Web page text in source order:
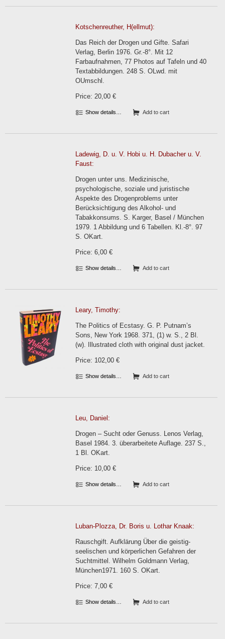
Kotschenreuther, H(ellmut):
Das Reich der Drogen und Gifte. Safari
Verlag, Berlin 1976. Gr.-8°. Mit 12
Farbaufnahmen, 77 Photos auf Tafeln und 40
Textabbildungen. 248 S. OLwd. mit
OUmschl.
Price: 20,00 €
Show details… Add to cart
Ladewig, D. u. V. Hobi u. H. Dubacher u. V.
Faust:
Drogen unter uns. Medizinische,
psychologische, soziale und juristische
Aspekte des Drogenproblems unter
Berücksichtigung des Alkohol- und
Tabakkonsums. S. Karger, Basel / München
1979. 1 Abbildung und 6 Tabellen. Kl.-8°. 97
S. OKart.
Price: 6,00 €
Show details… Add to cart
Leary, Timothy:
The Politics of Ecstasy. G. P. Putnam’s
Sons, New York 1968. 371, (1) w. S., 2 Bl.
(w). Illustrated cloth with original dust jacket.
Price: 102,00 €
Show details… Add to cart
Leu, Daniel:
Drogen – Sucht oder Genuss. Lenos Verlag,
Basel 1984. 3. überarbeitete Auflage. 237 S.,
1 Bl. OKart.
Price: 10,00 €
Show details… Add to cart
Luban-Plozza, Dr. Boris u. Lothar Knaak:
Rauschgift. Aufklärung Über die geistig-
seelischen und körperlichen Gefahren der
Suchtmittel. Wilhelm Goldmann Verlag,
München1971. 160 S. OKart.
Price: 7,00 €
Show details… Add to cart